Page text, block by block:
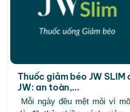
Thuốc giảm béo JW SLIM
JW: an toàn,...
Mỗi ngày đều mệt mỏi vì